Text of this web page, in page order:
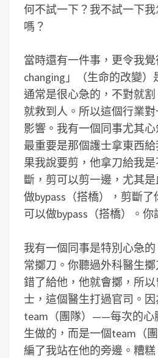
何不試一下？我不試一下
嗎？
當時還有一件事，更令我
changing」（生命的改變
通常是很心急的，不對就
就救到人。所以這個行業
影響。我有一個同事尤其心
最重要是那個護士拿東西
果我說要剪，他拿刀給我
斷，剪可以剪一邊，尤其
做bypass（搭橋），剪斷
可以做bypass（搭橋）。
我有一個同事是特別心急
常擲刀。你聽過外科醫生
錯了給他，他就會擲，所
士，這個醫生打過官司。
team（團隊）——每次的心
生做的，而是一個team（
編了我站在他的旁邊。糟糕